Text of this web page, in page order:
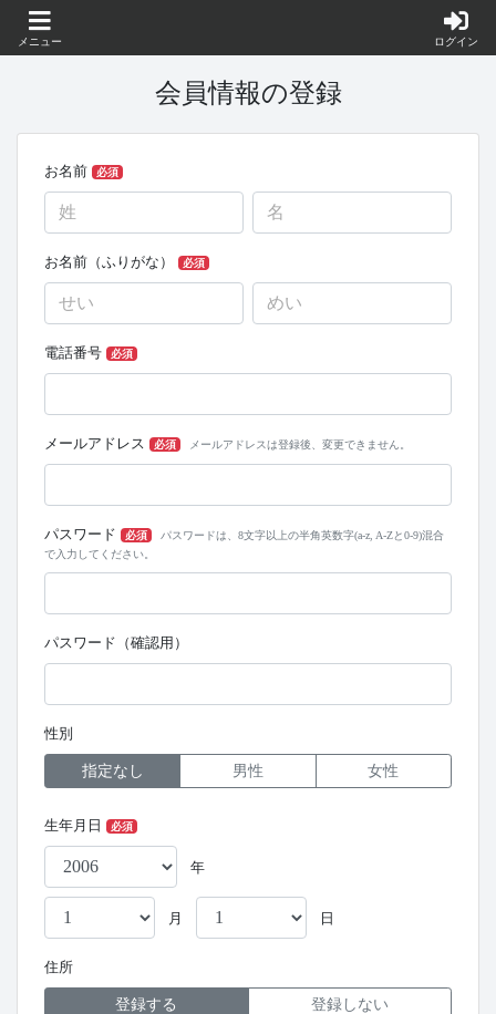
メニュー ログイン
会員情報の登録
お名前 必須
お名前（ふりがな） 必須
電話番号 必須
メールアドレス 必須 メールアドレスは登録後、変更できません。
パスワード 必須
パスワードは、8文字以上の半角英数字(a-z, A-Zと0-9)混合
で入力してください。
パスワード（確認用）
性別
指定なし 男性 女性
生年月日 必須
年
月 日
住所
登録する 登録しない